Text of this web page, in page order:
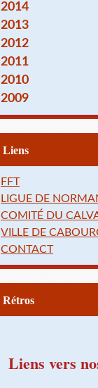
2014
2013
2012
2011
2010
2009
Liens
FFT
LIGUE DE
COMITÉ DU
VILLE DE
CONTACT
Rétros
Liens vers